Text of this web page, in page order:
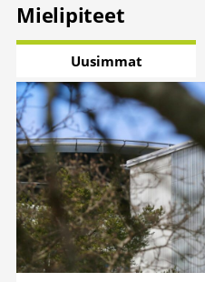
Mielipiteet
Uusimmat